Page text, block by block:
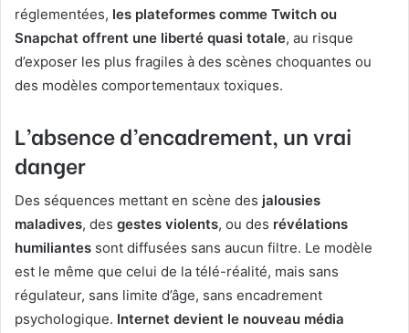
réglementées, les plateformes comme Twitch ou
Snapchat offrent une liberté quasi totale, au risque
d’exposer les plus fragiles à des scènes choquantes ou
des modèles comportementaux toxiques.
L’absence d’encadrement, un vrai
danger
Des séquences mettant en scène des jalousies
maladives, des gestes violents, ou des révélations
humiliantes sont diffusées sans aucun filtre. Le modèle
est le même que celui de la télé-réalité, mais sans
régulateur, sans limite d’âge, sans encadrement
psychologique. Internet devient le nouveau média